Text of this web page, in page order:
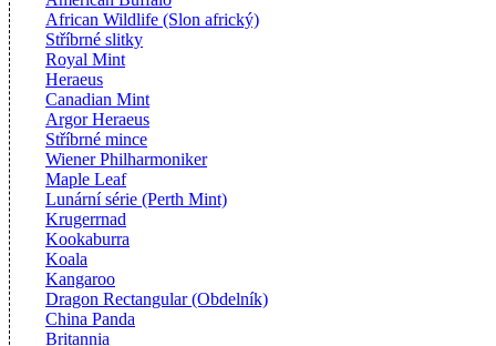
African Wildlife (Slon africký)
Stříbrné slitky
Royal Mint
Heraeus
Canadian Mint
Argor Heraeus
Stříbrné mince
Wiener Philharmoniker
Maple Leaf
Lunární série (Perth Mint)
Krugerrnad
Kookaburra
Koala
Kangaroo
Dragon Rectangular (Obdelník)
China Panda
Britannia